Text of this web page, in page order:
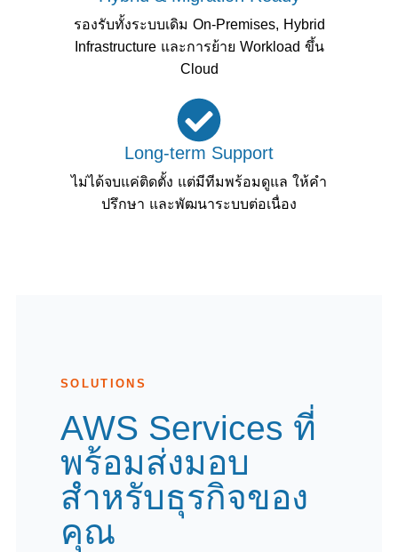
รองรับทั้งระบบเดิม On-Premises, Hybrid
Infrastructure และการย้าย Workload ขึ้น
Cloud
Long-term Support
ไม่ได้จบแค่ติดตั้ง แต่มีทีมพร้อมดูแล ให้คำ
ปรึกษา และพัฒนาระบบต่อเนื่อง
SOLUTIONS
AWS Services ที่
พร้อมส่งมอบ
สำหรับธุรกิจของ
คุณ